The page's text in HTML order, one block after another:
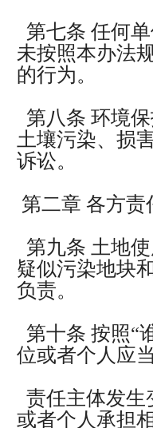
第七条 任何
未按照本办法
的行为。
第八条 环境
土壤污染、损
诉讼。
第二章 各方
第九条 土地
疑似污染地块
负责。
第十条 按照“
位或者个人应
责任主体发生
或者个人承担